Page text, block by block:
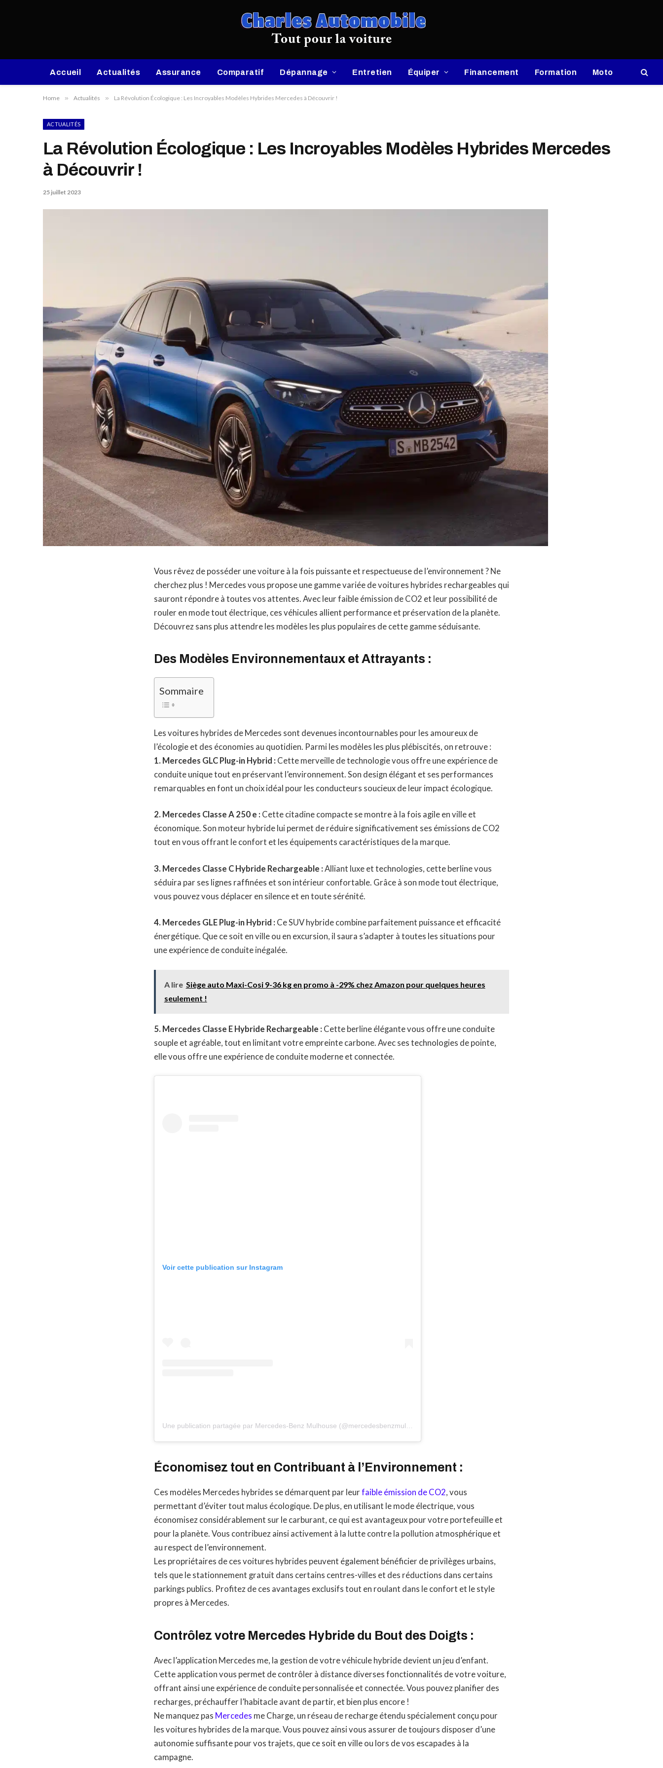
Accueil Actualités Assurance Comparatif Dépannage Entretien Équiper Financement Formation Moto
Home » Actualités » La Révolution Écologique : Les Incroyables Modèles Hybrides Mercedes à Découvrir !
ACTUALITÉS
La Révolution Écologique : Les Incroyables Modèles Hybrides Mercedes
à Découvrir !
25 juillet 2023
Vous rêvez de posséder une voiture à la fois puissante et respectueuse de l’environnement ? Ne
cherchez plus ! Mercedes vous propose une gamme variée de voitures hybrides rechargeables qui
sauront répondre à toutes vos attentes. Avec leur faible émission de CO2 et leur possibilité de
rouler en mode tout électrique, ces véhicules allient performance et préservation de la planète.
Découvrez sans plus attendre les modèles les plus populaires de cette gamme séduisante.
Des Modèles Environnementaux et Attrayants :
Sommaire
Les voitures hybrides de Mercedes sont devenues incontournables pour les amoureux de
l’écologie et des économies au quotidien. Parmi les modèles les plus plébiscités, on retrouve :
1. Mercedes GLC Plug-in Hybrid : Cette merveille de technologie vous offre une expérience de
conduite unique tout en préservant l’environnement. Son design élégant et ses performances
remarquables en font un choix idéal pour les conducteurs soucieux de leur impact écologique.
2. Mercedes Classe A 250 e : Cette citadine compacte se montre à la fois agile en ville et
économique. Son moteur hybride lui permet de réduire significativement ses émissions de CO2
tout en vous offrant le confort et les équipements caractéristiques de la marque.
3. Mercedes Classe C Hybride Rechargeable : Alliant luxe et technologies, cette berline vous
séduira par ses lignes raffinées et son intérieur confortable. Grâce à son mode tout électrique,
vous pouvez vous déplacer en silence et en toute sérénité.
4. Mercedes GLE Plug-in Hybrid : Ce SUV hybride combine parfaitement puissance et efficacité
énergétique. Que ce soit en ville ou en excursion, il saura s’adapter à toutes les situations pour
une expérience de conduite inégalée.
A lire Siège auto Maxi-Cosi 9-36 kg en promo à -29% chez Amazon pour quelques heures
seulement !
5. Mercedes Classe E Hybride Rechargeable : Cette berline élégante vous offre une conduite
souple et agréable, tout en limitant votre empreinte carbone. Avec ses technologies de pointe,
elle vous offre une expérience de conduite moderne et connectée.
Voir cette publication sur Instagram
Économisez tout en Contribuant à l’Environnement :
Ces modèles Mercedes hybrides se démarquent par leur faible émission de CO2, vous
permettant d’éviter tout malus écologique. De plus, en utilisant le mode électrique, vous
économisez considérablement sur le carburant, ce qui est avantageux pour votre portefeuille et
pour la planète. Vous contribuez ainsi activement à la lutte contre la pollution atmosphérique et
au respect de l’environnement.
Les propriétaires de ces voitures hybrides peuvent également bénéficier de privilèges urbains,
tels que le stationnement gratuit dans certains centres-villes et des réductions dans certains
parkings publics. Profitez de ces avantages exclusifs tout en roulant dans le confort et le style
propres à Mercedes.
Contrôlez votre Mercedes Hybride du Bout des Doigts :
Avec l’application Mercedes me, la gestion de votre véhicule hybride devient un jeu d’enfant.
Cette application vous permet de contrôler à distance diverses fonctionnalités de votre voiture,
offrant ainsi une expérience de conduite personnalisée et connectée. Vous pouvez planifier des
recharges, préchauffer l’habitacle avant de partir, et bien plus encore !
Ne manquez pas Mercedes me Charge, un réseau de recharge étendu spécialement conçu pour
les voitures hybrides de la marque. Vous pouvez ainsi vous assurer de toujours disposer d’une
autonomie suffisante pour vos trajets, que ce soit en ville ou lors de vos escapades à la
campagne.